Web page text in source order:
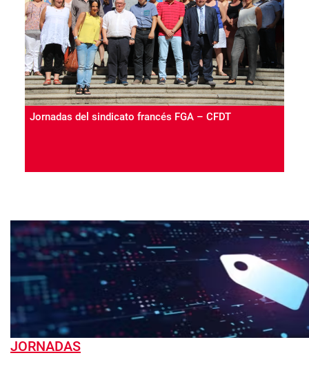
Jornadas del sindicato francés FGA – CFDT
JORNADAS